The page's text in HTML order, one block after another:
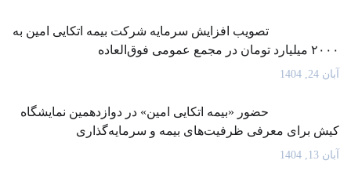
تصویب افزایش سرمایه شرکت بیمه اتکایی امین به
۲۰۰۰ میلیارد تومان در مجمع عمومی فوق‌العاده
آبان 24, 1404
حضور «بیمه اتکایی امین» در دوازدهمین نمایشگاه
کیش برای معرفی ظرفیت‌های بیمه و سرمایه‌گذاری
آبان 13, 1404